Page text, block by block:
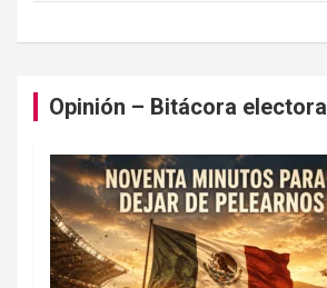
Opinión – Bitácora electoral